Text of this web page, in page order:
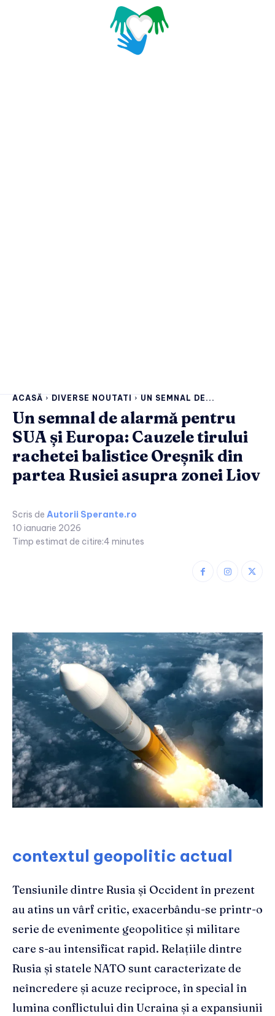
ACASĂ DIVERSE NOUTATI UN SEMNAL DE...
Un semnal de alarmă pentru
SUA și Europa: Cauzele tirului
rachetei balistice Oreșnik din
partea Rusiei asupra zonei Liov
Scris de Autorii Sperante.ro
10 ianuarie 2026
Timp estimat de citire:4 minutes
contextul geopolitic actual
Tensiunile dintre Rusia și Occident în prezent
au atins un vârf critic, exacerbându-se printr-o
serie de evenimente geopolitice și militare
care s-au intensificat rapid. Relațiile dintre
Rusia și statele NATO sunt caracterizate de
neîncredere și acuze reciproce, în special în
lumina conflictului din Ucraina și a expansiunii